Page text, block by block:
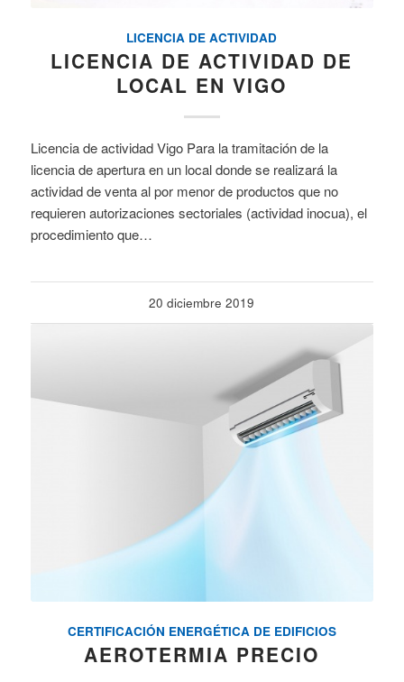
LICENCIA DE ACTIVIDAD
LICENCIA DE ACTIVIDAD DE
LOCAL EN VIGO
Licencia de actividad Vigo Para la tramitación de la
licencia de apertura en un local donde se realizará la
actividad de venta al por menor de productos que no
requieren autorizaciones sectoriales (actividad inocua), el
procedimiento que…
20 diciembre 2019
CERTIFICACIÓN ENERGÉTICA DE EDIFICIOS
AEROTERMIA PRECIO